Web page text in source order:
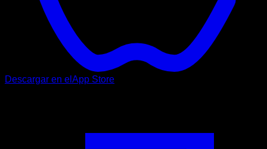
Descargar en el App Store